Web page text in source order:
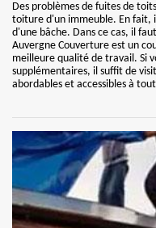
Des problèmes de fuites de
toiture d'un immeuble. En fait,
d'une bâche. Dans ce cas, il
Auvergne Couverture est un
meilleure qualité de travail. Si
supplémentaires, il suffit de
abordables et accessibles à